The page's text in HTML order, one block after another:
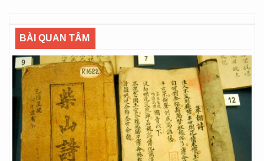
BÀI QUAN TÂM